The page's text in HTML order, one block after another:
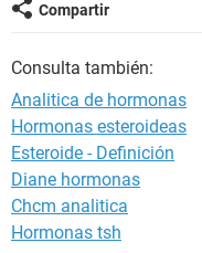
Compartir
Consulta también:
Analitica de hormonas
Hormonas esteroideas
Esteroide - Definición
Diane hormonas
Chcm analitica
Hormonas tsh